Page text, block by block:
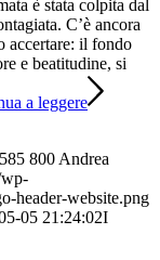
è stata colpita dal
C’è ancora
accertare: il fondo
e beatitudine, si
a leggere
585 800 Andrea
header-website.png
05 21:24:02I